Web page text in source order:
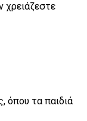
χρειάζεστε
όπου τα παιδιά